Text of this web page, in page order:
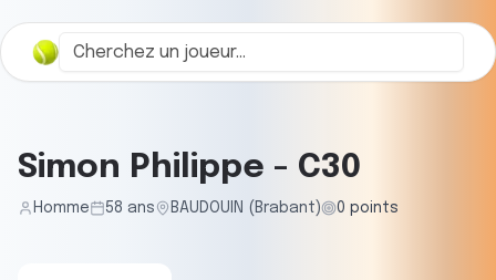
Simon Philippe - C30
Homme 58 ans BAUDOUIN (Brabant) 0 points